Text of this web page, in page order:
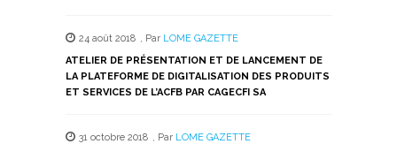
24 août 2018 , Par LOME GAZETTE
ATELIER DE PRÉSENTATION ET DE LANCEMENT DE
LA PLATEFORME DE DIGITALISATION DES PRODUITS
ET SERVICES DE L’ACFB PAR CAGECFI SA
31 octobre 2018 , Par LOME GAZETTE